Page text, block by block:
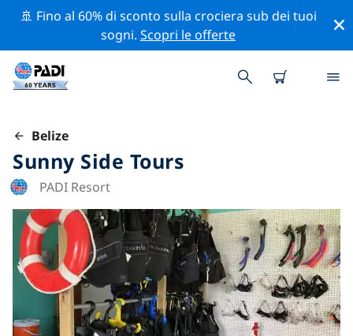
🚢 Fino al 60% di sconto sulla crociera sub dei tuoi
sogni.Scopri le offerte
Belize
Sunny Side Tours
PADI Resort